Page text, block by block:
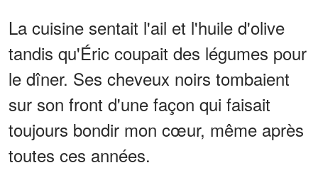
La cuisine sentait l'ail et l'huile d'olive
tandis qu'Éric coupait des légumes pour
le dîner. Ses cheveux noirs tombaient
sur son front d'une façon qui faisait
toujours bondir mon cœur, même après
toutes ces années.